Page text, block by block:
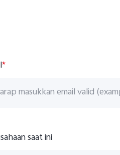
*
saat ini